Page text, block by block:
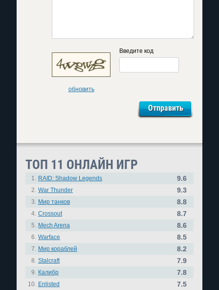
обновить
Введите код
ТОП 11 ОНЛАЙН ИГР
1. RAID: Shadow Legends 9.6
2. War Thunder 9.3
3. Мир танков 8.8
4. Crossout 8.7
5. Mech Arena 8.6
6. Warface 8.5
7. Мир кораблей 8.2
8. Stalcraft 7.9
9. Калибр 7.8
10. Enlisted 7.5